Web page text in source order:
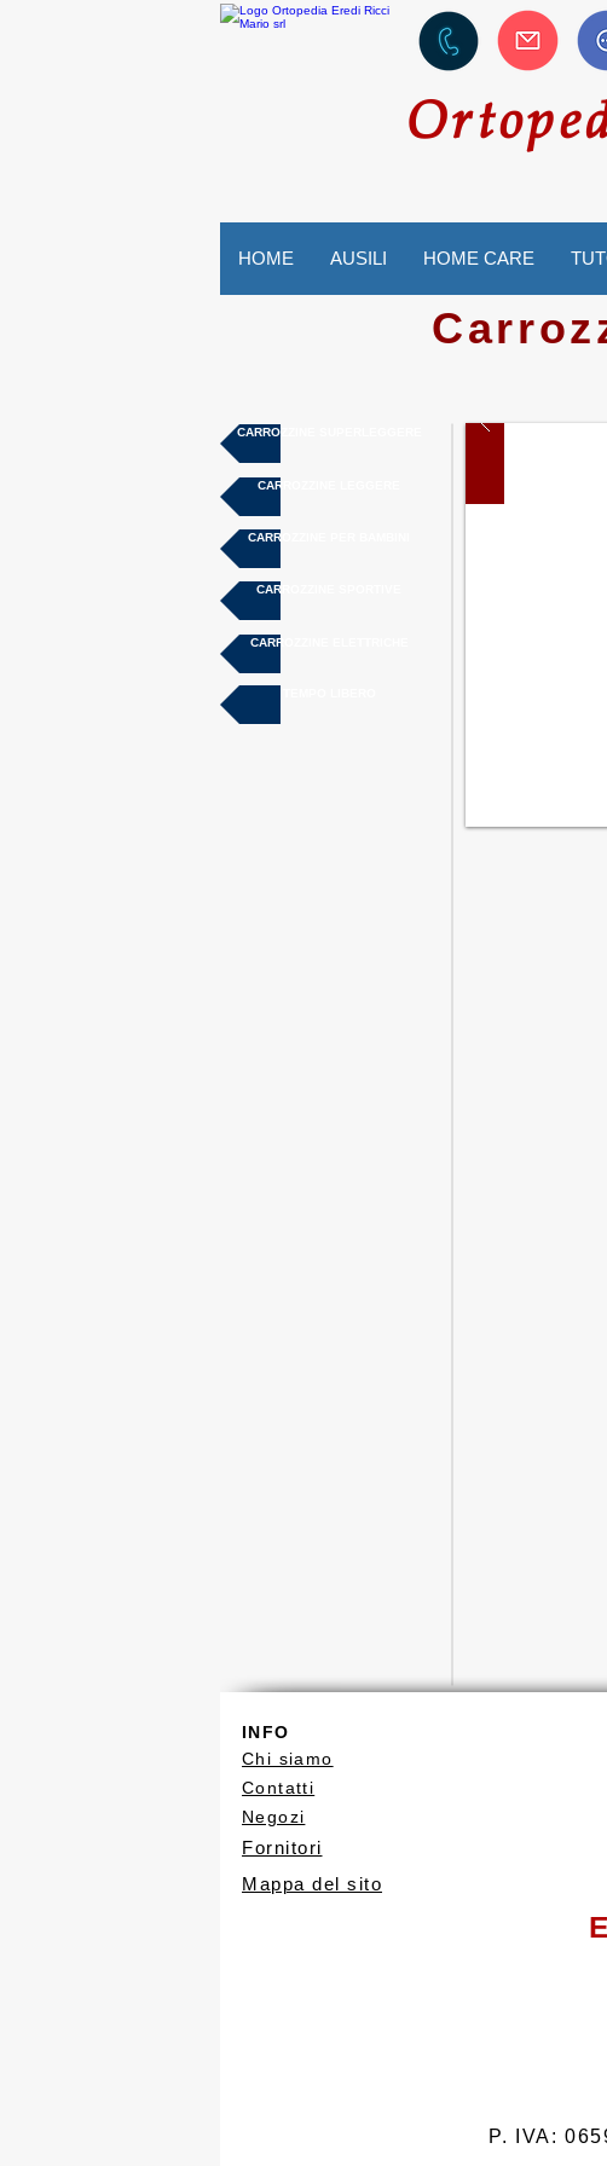
HOME AUSILI HOME CARE
CARROZZINE SUPERLEGGERE
CARROZZINE LEGGERE
CARROZZINE PER BAMBINI
CARROZZINE SPORTIVE
CARROZZINE ELETTRICHE
INFO
Chi siamo
Contatti
Negozi
Fornitori
Mappa del sito
P. IVA: